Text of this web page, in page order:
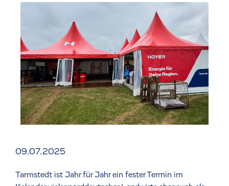
09.07.2025
Tarmstedt ist Jahr für Jahr ein fester Termin im